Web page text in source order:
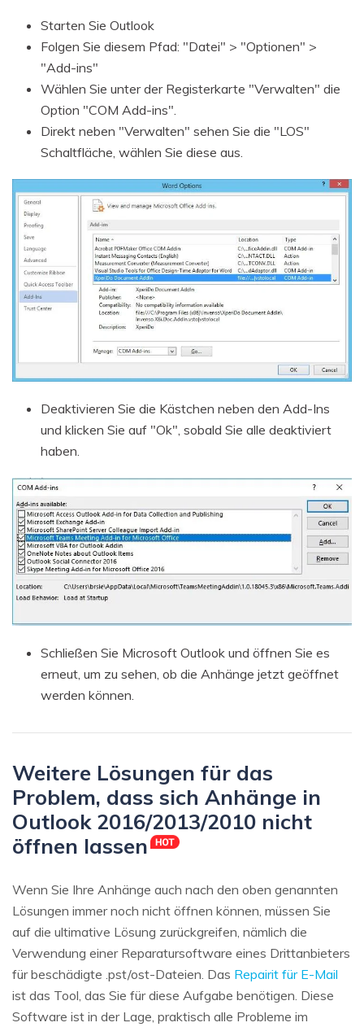
Starten Sie Outlook
Folgen Sie diesem Pfad: "Datei" > "Optionen" >
"Add-ins"
Wählen Sie unter der Registerkarte "Verwalten" die
Option "COM Add-ins".
Direkt neben "Verwalten" sehen Sie die "LOS"
Schaltfläche, wählen Sie diese aus.
Deaktivieren Sie die Kästchen neben den Add-Ins
und klicken Sie auf "Ok", sobald Sie alle deaktiviert
haben.
Schließen Sie Microsoft Outlook und öffnen Sie es
erneut, um zu sehen, ob die Anhänge jetzt geöffnet
werden können.
Weitere Lösungen für das
Problem, dass sich Anhänge in
Outlook 2016/2013/2010 nicht
öffnen lassen
Wenn Sie Ihre Anhänge auch nach den oben genannten
Lösungen immer noch nicht öffnen können, müssen Sie
auf die ultimative Lösung zurückgreifen, nämlich die
Verwendung einer Reparatursoftware eines Drittanbieters
für beschädigte .pst/ost-Dateien. Das Repairit für E-Mail
ist das Tool, das Sie für diese Aufgabe benötigen. Diese
Software ist in der Lage, praktisch alle Probleme im